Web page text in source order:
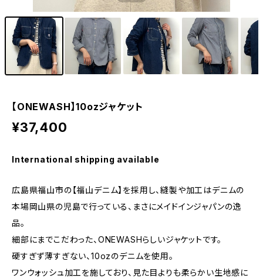
【ONEWASH】10ozジャケット
¥37,400
International shipping available
広島県福山市の【福山デニム】を採用し、縫製や加工はデニムの
本場岡山県の児島で行っている、まさにメイドインジャパンの逸
品。
細部にまでこだわった、ONEWASHらしいジャケットです。
硬すぎず薄すぎない、10ozのデニムを使用。
ワンウォッシュ加工を施しており、見た目よりも柔らかい生地感に